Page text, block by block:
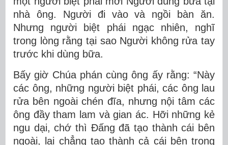
nhà ông. Người đi vào và ngồi bàn ăn.
Nhưng người biệt phái ngạc nhiên, nghĩ
trong lòng rằng tại sao Người không rửa tay
trước khi dùng bữa.
Bấy giờ Chúa phán cùng ông ấy rằng: “Này
các ông, những người biệt phái, các ông lau
rửa bên ngoài chén đĩa, nhưng nội tâm các
ông đầy tham lam và gian ác. Hỡi những kẻ
ngu dại, chớ thì Ðấng đã tạo thành cái bên
ngoài, lại chẳng tạo thành cả cái bên trong